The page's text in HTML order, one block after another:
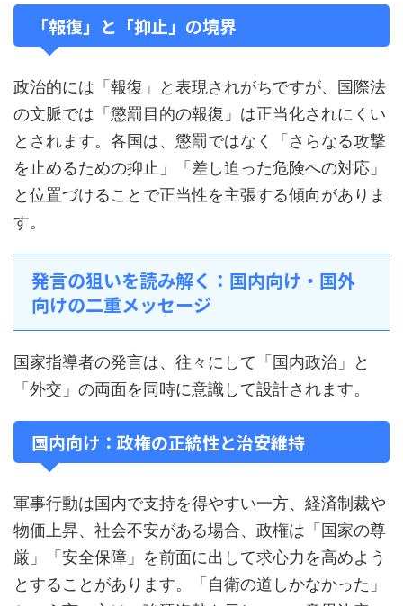
「報復」と「抑止」の境界
政治的には「報復」と表現されがちですが、国際法
の文脈では「懲罰目的の報復」は正当化されにくい
とされます。各国は、懲罰ではなく「さらなる攻撃
を止めるための抑止」「差し迫った危険への対応」
と位置づけることで正当性を主張する傾向がありま
す。
発言の狙いを読み解く：国内向け・国外
向けの二重メッセージ
国家指導者の発言は、往々にして「国内政治」と
「外交」の両面を同時に意識して設計されます。
国内向け：政権の正統性と治安維持
軍事行動は国内で支持を得やすい一方、経済制裁や
物価上昇、社会不安がある場合、政権は「国家の尊
厳」「安全保障」を前面に出して求心力を高めよう
とすることがあります。「自衛の道しかなかった」